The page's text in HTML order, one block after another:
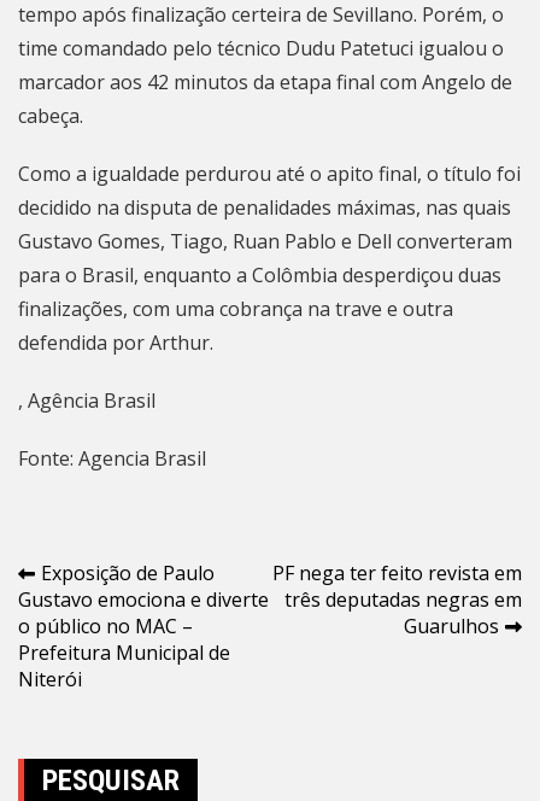
tempo após finalização certeira de Sevillano. Porém, o
time comandado pelo técnico Dudu Patetuci igualou o
marcador aos 42 minutos da etapa final com Angelo de
cabeça.
Como a igualdade perdurou até o apito final, o título foi
decidido na disputa de penalidades máximas, nas quais
Gustavo Gomes, Tiago, Ruan Pablo e Dell converteram
para o Brasil, enquanto a Colômbia desperdiçou duas
finalizações, com uma cobrança na trave e outra
defendida por Arthur.
, Agência Brasil
Fonte: Agencia Brasil
Navegação
de
Post
Exposição de Paulo
Gustavo emociona e diverte
o público no MAC –
Prefeitura Municipal de
Niterói
PF nega ter feito revista em
três deputadas negras em
Guarulhos
PESQUISAR